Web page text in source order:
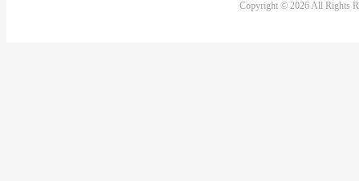
Copyright © 2026 All Rights